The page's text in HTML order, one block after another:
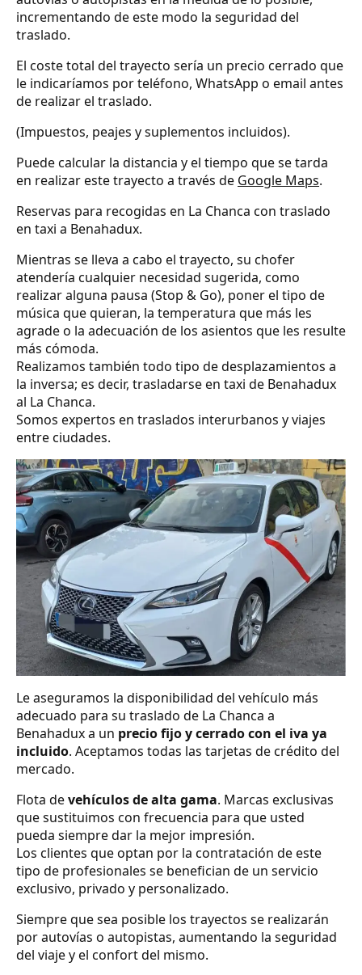
incrementando de este modo la seguridad del
traslado.
El coste total del trayecto sería un precio cerrado que
le indicaríamos por teléfono, WhatsApp o email antes
de realizar el traslado.
(Impuestos, peajes y suplementos incluidos).
Puede calcular la distancia y el tiempo que se tarda
en realizar este trayecto a través de Google Maps.
Reservas para recogidas en La Chanca con traslado
en taxi a Benahadux.
Mientras se lleva a cabo el trayecto, su chofer
atendería cualquier necesidad sugerida, como
realizar alguna pausa (Stop & Go), poner el tipo de
música que quieran, la temperatura que más les
agrade o la adecuación de los asientos que les resulte
más cómoda.
Realizamos también todo tipo de desplazamientos a
la inversa; es decir, trasladarse en taxi de Benahadux
al La Chanca.
Somos expertos en traslados interurbanos y viajes
entre ciudades.
Le aseguramos la disponibilidad del vehículo más
adecuado para su traslado de La Chanca a
Benahadux a un precio fijo y cerrado con el iva ya
incluido. Aceptamos todas las tarjetas de crédito del
mercado.
Flota devehículos de alta gama. Marcas exclusivas
que sustituimos con frecuencia para que usted
pueda siempre dar la mejor impresión.
Los clientes que optan por la contratación de este
tipo de profesionales se benefician de un servicio
exclusivo, privado y personalizado.
Siempre que sea posible los trayectos se realizarán
por autovías o autopistas, aumentando la seguridad
del viaje y el confort del mismo.